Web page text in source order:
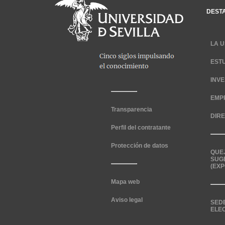
Transparencia
Perfil del contratante
Protección de datos
Mapa web
Aviso legal
LA